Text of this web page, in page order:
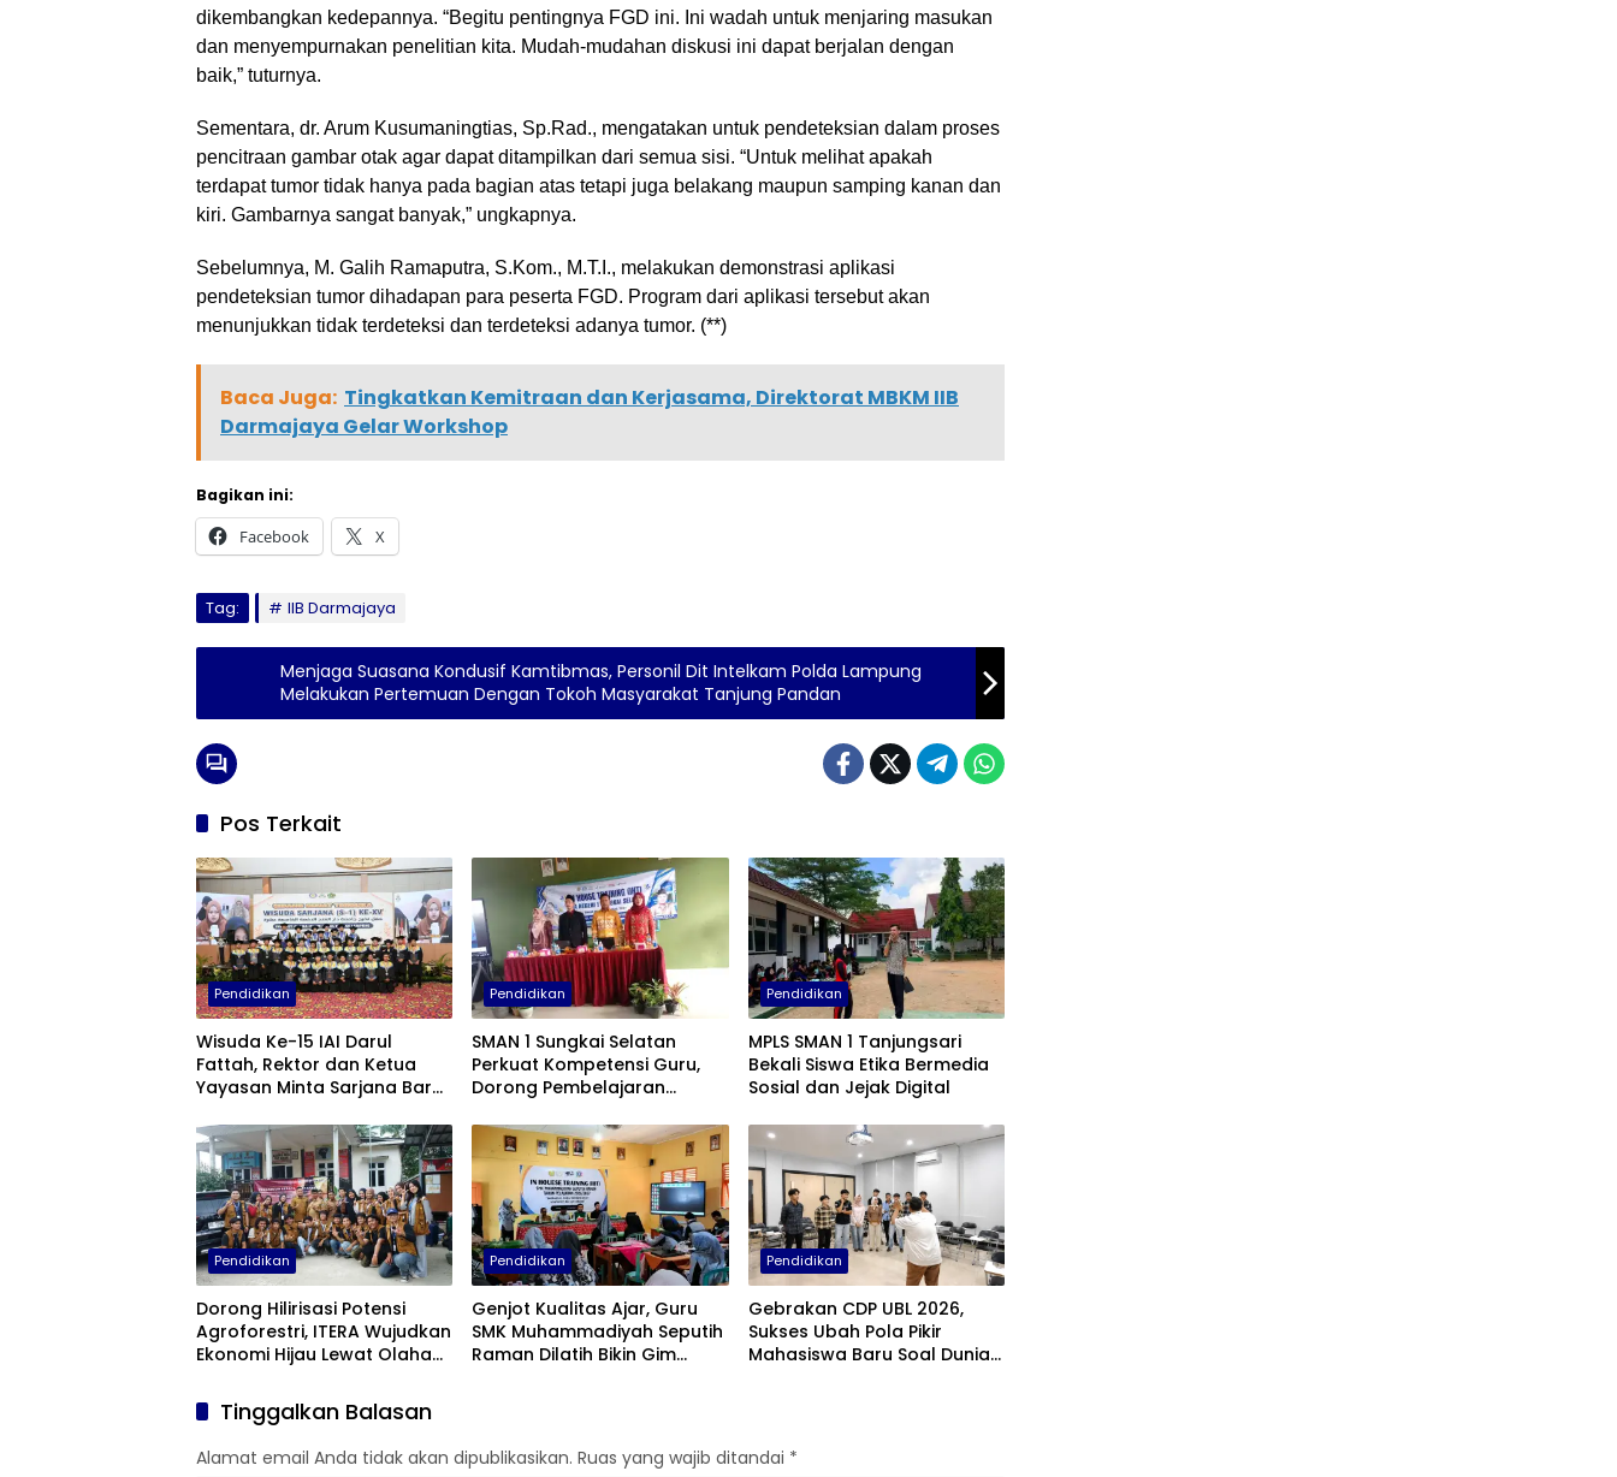
dikembangkan kedepannya. “Begitu pentingnya FGD ini. Ini wadah untuk menjaring masukan
dan menyempurnakan penelitian kita. Mudah-mudahan diskusi ini dapat berjalan dengan
baik,” tuturnya.
Sementara, dr. Arum Kusumaningtias, Sp.Rad., mengatakan untuk pendeteksian dalam proses
pencitraan gambar otak agar dapat ditampilkan dari semua sisi. “Untuk melihat apakah
terdapat tumor tidak hanya pada bagian atas tetapi juga belakang maupun samping kanan dan
kiri. Gambarnya sangat banyak,” ungkapnya.
Sebelumnya, M. Galih Ramaputra, S.Kom., M.T.I., melakukan demonstrasi aplikasi
pendeteksian tumor dihadapan para peserta FGD. Program dari aplikasi tersebut akan
menunjukkan tidak terdeteksi dan terdeteksi adanya tumor. (**)
Baca Juga: Tingkatkan Kemitraan dan Kerjasama, Direktorat MBKM IIB
Darmajaya Gelar Workshop
Bagikan ini:
Facebook X
Tag: IIB Darmajaya
Menjaga Suasana Kondusif Kamtibmas, Personil Dit Intelkam Polda Lampung
Melakukan Pertemuan Dengan Tokoh Masyarakat Tanjung Pandan
Pos Terkait
Pendidikan
Wisuda Ke-15 IAI Darul
Fattah, Rektor dan Ketua
Yayasan Minta Sarjana Baru
Masyarakat
Pendidikan
SMAN 1 Sungkai Selatan
Perkuat Kompetensi Guru,
Dorong Pembelajaran
Digital
Pendidikan
MPLS SMAN 1 Tanjungsari
Bekali Siswa Etika Bermedia
Sosial dan Jejak Digital
Pendidikan
Dorong Hilirisasi Potensi
Agroforestri, ITERA Wujudkan
Ekonomi Hijau Lewat Olahan
Selatan
Pendidikan
Genjot Kualitas Ajar, Guru
SMK Muhammadiyah Seputih
Raman Dilatih Bikin Gim
Pendidikan
Gebrakan CDP UBL 2026,
Sukses Ubah Pola Pikir
Mahasiswa Baru Soal Dunia
Tinggalkan Balasan
Alamat email Anda tidak akan dipublikasikan. Ruas yang wajib ditandai *